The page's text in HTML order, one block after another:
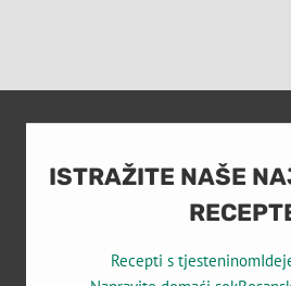
ISTRAŽITE NAŠE
Recepti s tjesteninom